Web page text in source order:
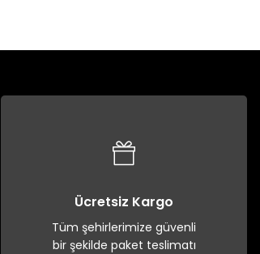
Ücretsiz Kargo
Tüm şehirlerimize güvenli
bir şekilde paket teslimatı